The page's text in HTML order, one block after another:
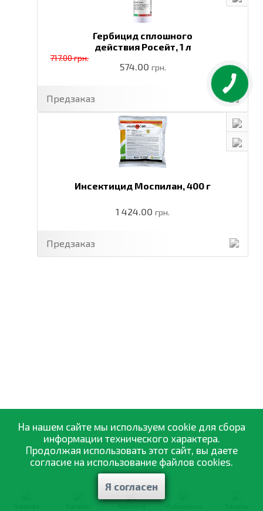
Гербицид сплошного
действия Росейт,1 л
574.00 грн.
717.00 грн.
Предзаказ
Инсектицид Моспилан,400 г
1 424.00 грн.
Предзаказ
Корзина
На нашем сайте мы используем cookie для сбора
информации технического характера.
Продолжая использовать этот сайт, вы даете
согласие на использование файлов cookies.
Я согласен